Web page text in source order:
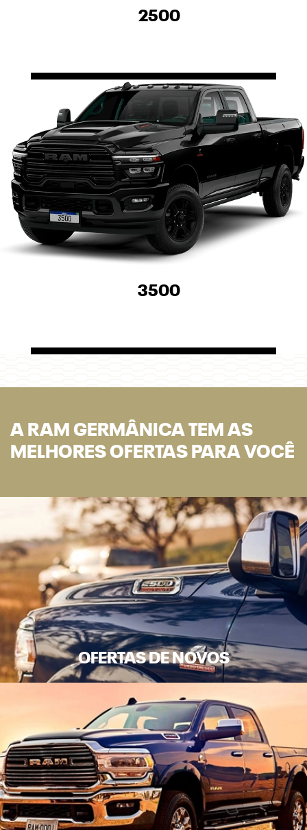
2500
3500
A RAM GERMÂNICA TEM AS
MELHORES OFERTAS PARA VOCÊ
OFERTAS DE NOVOS